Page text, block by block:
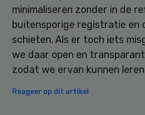
minimaliseren zonder in de
buitensporige registratie en
schieten. Als er toch iets
we daar open en
zodat we ervan kunnen
Reageer op dit artikel